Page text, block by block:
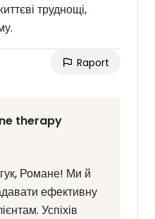
труднощі,
Raport
therapy
Романе! Ми й
ефективну
Успіхів